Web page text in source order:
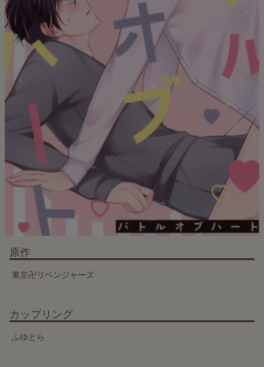
原作
東京卍リベンジャーズ
カップリング
ふゆとら